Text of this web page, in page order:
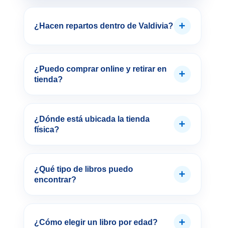
¿Hacen repartos dentro de Valdivia? +
¿Puedo comprar online y retirar en
tienda?
+
¿Dónde está ubicada la tienda
física?
+
¿Qué tipo de libros puedo
encontrar?
+
¿Cómo elegir un libro por edad? +